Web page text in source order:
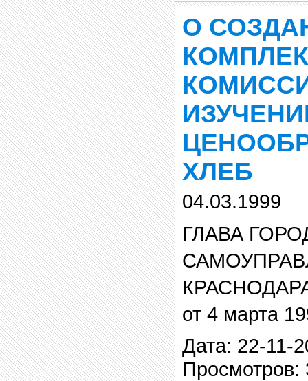
О
ХЛЕБ
04.03.1999
ГЛАВА
от 4 марта
Дата: 22-11-
Просмотров: